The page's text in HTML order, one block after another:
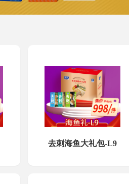
去刺海鱼大礼包-L9